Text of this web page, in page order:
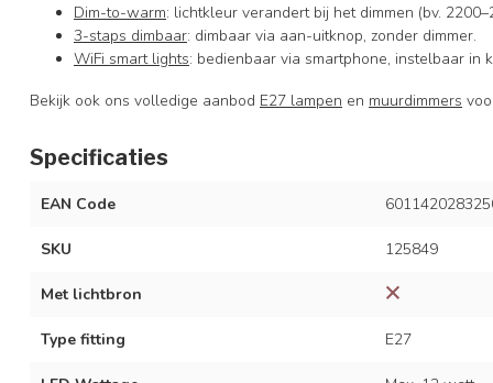
Dim-to-warm: lichtkleur verandert bij het dimmen (bv.
3-staps dimbaar: dimbaar via aan-uitknop, zonder dimmer.
WiFi smart lights: bedienbaar via smartphone, instelbaar in
Bekijk ook ons volledige aanbod E27 lampen en muurdimmers
Specificaties
EAN Code
SKU 125849
Met lichtbron
Type fitting E27